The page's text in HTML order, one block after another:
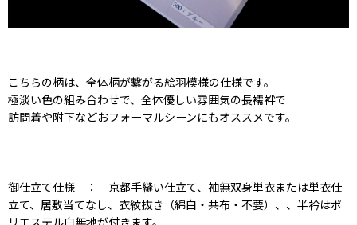
こちらの柄は、全体柄が繋がる絵羽模様の仕様です。
極淡い色の組み合わせで、全体優しい雰囲気の長襦袢で
訪問着や附下などおフォーマルシーンにもオススメです。
御仕立て仕様 ： 京都手縫い仕立て、袖無双身単衣または単衣仕
立て、居敷当てなし、衣紋抜き（綿白・共布・不要）、、半衿はポ